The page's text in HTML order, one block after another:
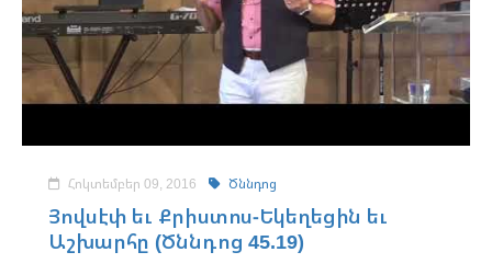
Հոկտեմբեր 09, 2016 Ծննդոց
Յովսէփ եւ Քրիստոս-Եկեղեցին եւ
Աշխարհը (Ծննդոց 45.19)